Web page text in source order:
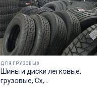
ДЛЯ ГРУЗОВЫХ
Шины и диски легковые,
грузовые, Сх,